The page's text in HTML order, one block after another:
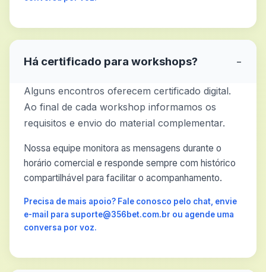
Há certificado para workshops? −
Alguns encontros oferecem certificado digital.
Ao final de cada workshop informamos os
requisitos e envio do material complementar.
Nossa equipe monitora as mensagens durante o
horário comercial e responde sempre com histórico
compartilhável para facilitar o acompanhamento.
Precisa de mais apoio? Fale conosco pelo chat, envie
e-mail para suporte@356bet.com.br ou agende uma
conversa por voz.